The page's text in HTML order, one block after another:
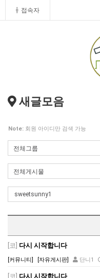
접속자
새글모음
Note: 회원 아이디만 검색 가능
[코] 다시 시작합니다
[커뮤니티] [자유게시판] 단니1
[코] 다시 시작합니다